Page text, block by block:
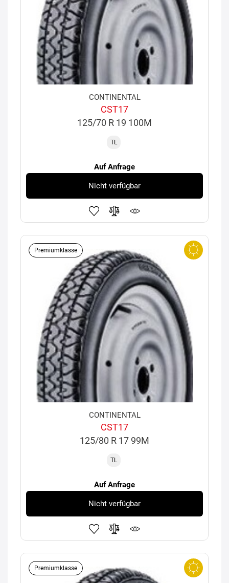
CONTINENTAL
CST17
125/70 R 19 100M
TL
Auf Anfrage
Nicht verfügbar
Premiumklasse
CONTINENTAL
CST17
125/80 R 17 99M
TL
Auf Anfrage
Nicht verfügbar
Premiumklasse